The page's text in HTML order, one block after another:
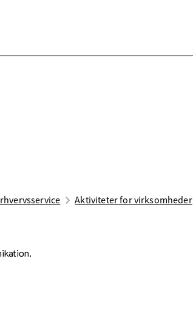
Aktiviteter for virksomheder